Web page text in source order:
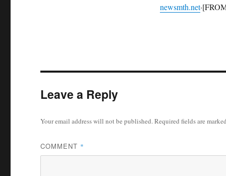
newsmth.net
Leave a Reply
Your email address will not be published.Required fields are marked
COMMENT *